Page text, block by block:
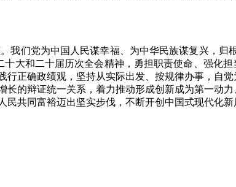
们党为中国人民谋幸福、为中华民族谋复兴，归
大和二十届历次全会精神，勇担职责使命、强化
正确政绩观，坚持从实际出发、按规律办事，自
的辩证统一关系，着力推动形成创新成为第一动力
共同富裕迈出坚实步伐，不断开创中国式现代化新